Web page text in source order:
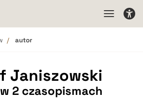
autor
Janiszowski
2 czasopismach